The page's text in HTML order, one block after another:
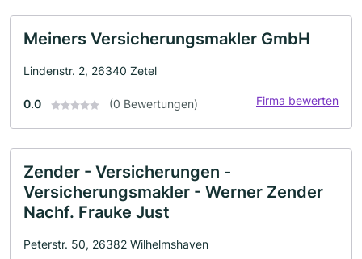
Meiners Versicherungsmakler GmbH
Lindenstr. 2, 26340 Zetel
0.0 (0 Bewertungen) Firma bewerten
Zender - Versicherungen -
Versicherungsmakler - Werner Zender
Nachf. Frauke Just
Peterstr. 50, 26382 Wilhelmshaven